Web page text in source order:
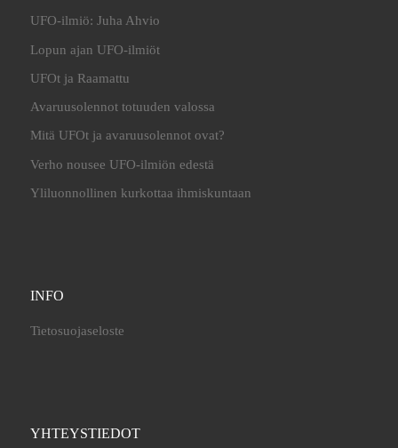
UFO-ilmiö: Juha Ahvio
Lopun ajan UFO-ilmiöt
UFOt ja Raamattu
Avaruusolennot totuuden valossa
Mitä UFOt ja avaruusolennot ovat?
Verho nousee UFO-ilmiön edestä
Yliluonnollinen kurkottaa ihmiskuntaan
INFO
Tietosuojaseloste
YHTEYSTIEDOT